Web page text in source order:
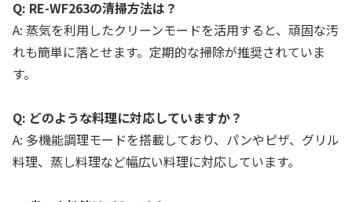
Q: RE-WF263の清掃方法は？
A: 蒸気を利用したクリーンモードを活用すると、頑固な汚
れも簡単に落とせます。定期的な掃除が推奨されていま
す。
Q: どのような料理に対応していますか？
A: 多機能調理モードを搭載しており、パンやピザ、グリル
料理、蒸し料理など幅広い料理に対応しています。